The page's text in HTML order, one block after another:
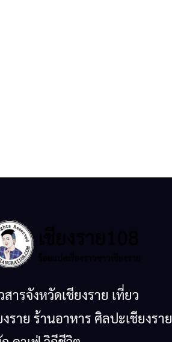
สารจังหวัดเชียงราย เที่ยว
งราย ร้านอาหาร ศิลปะเชียงราย